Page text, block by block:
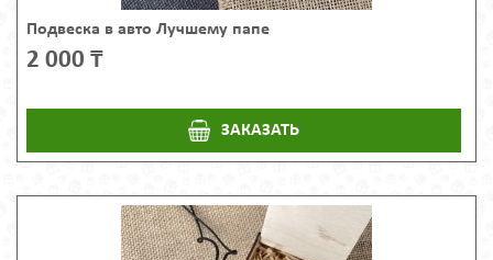
Подвеска в авто Лучшему папе
2 000 ₸
ЗАКАЗАТЬ